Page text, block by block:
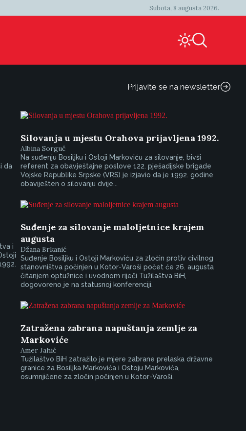
Subota, 8 augusta 2026.
Prijavite se na newsletter
da
Silovanja u mjestu Orahova prijavljena 1992.
Albina Sorguč
Na suđenju Bosiljku i Ostoji Markoviću za silovanje, bivši
referent za obavještajne poslove 122. pješadijske brigade
Vojske Republike Srpske (VRS) je izjavio da je 1992. godine
obaviješten o silovanju dvije...
i
Suđenje za silovanje maloljetnice krajem
augusta
Džana Brkanić
Suđenje Bosiljku i Ostoji Markoviću za zločin protiv civilnog
stanovništva počinjen u Kotor-Varoši počet će 26. augusta
čitanjem optužnice i uvodnom riječi Tužilaštva BiH,
dogovoreno je na statusnoj konferenciji.
Zatražena zabrana napuštanja zemlje za
Markoviće
Amer Jahić
Tužilaštvo BiH zatražilo je mjere zabrane prelaska državne
granice za Bosiljka Markovića i Ostoju Markovića,
osumnjičene za zločin počinjen u Kotor-Varoši.